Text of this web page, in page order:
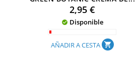
Precio
2,95 €
 Disponible
AÑADIR A CESTA shopping_cart